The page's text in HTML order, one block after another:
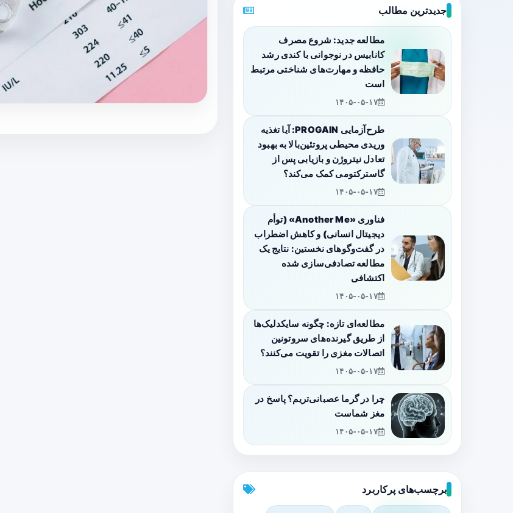
جدیدترین مطالب
مطالعه جدید: شروع مصرف
کانابیس در نوجوانی با کندی رشد
حافظه و مهارت‌های شناختی مرتبط
است
۱۴۰۵-۰۵-۱۷
طرح‌آزمایی PROGAIN: آیا تغذیه
وریدی محیطی پروتئین‌بالا به بهبود
تعادل نیتروژن و بازیابی پس از
گاسترکتومی کمک می‌کند؟
۱۴۰۵-۰۵-۱۷
فناوری «Another Me» (توأم
دیجیتال انسانی) و کاهش اضطراب
در گفت‌وگوهای نخستین: نتایج یک
مطالعه تصادفی‌سازی شده
اکتشافی
۱۴۰۵-۰۵-۱۷
مطالعه‌ای تازه: چگونه سایکدلیک‌ها
از طریق گیرنده‌های سروتونین
اتصالات مغزی را تقویت می‌کنند؟
۱۴۰۵-۰۵-۱۷
چرا در گرما عصبانی‌تریم؟ پاسخ در
مغز شماست
۱۴۰۵-۰۵-۱۷
برچسب‌های پرکاربرد